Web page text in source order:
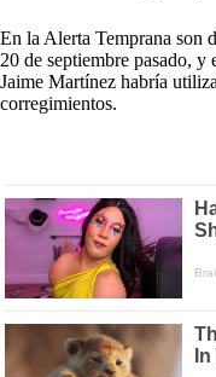
En la Alerta Temprana son
20 de septiembre pasado, y
Jaime Martínez habría
corregimientos.